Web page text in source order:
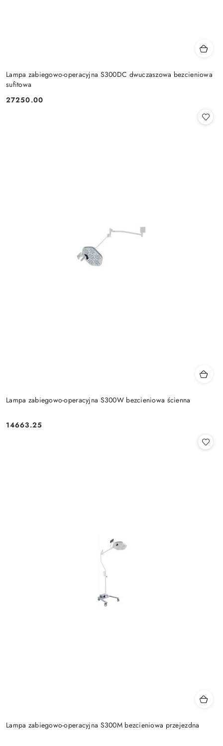
Lampa zabiegowo-operacyjna S300DC dwuczaszowa bezcieniowa
sufitowa
Cena:
27250.00
Lampa zabiegowo-operacyjna S300W bezcieniowa ścienna
Cena:
14663.25
Lampa zabiegowo-operacyjna S300M bezcieniowa przejezdna